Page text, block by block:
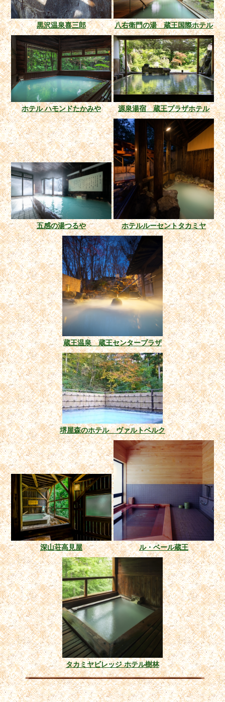
黒沢温泉喜三郎 八右衛門の湯 蔵王国際ホテル
ホテル ハモンドたかみや 源泉湯宿 蔵王プラザホテル
五感の湯つるや ホテルルーセントタカミヤ
蔵王温泉 蔵王センタープラザ
堺屋森のホテル ヴァルトベルク
深山荘高見屋 ル・ベール蔵王
タカミヤビレッジ ホテル樹林